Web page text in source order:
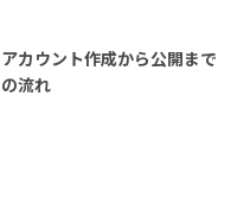
アカウント作成から公開まで
の流れ